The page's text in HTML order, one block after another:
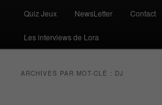
Quiz Jeux NewsLetter Contact
Les interviews de Lora
ARCHIVES PAR MOT-CLÉ : DJ